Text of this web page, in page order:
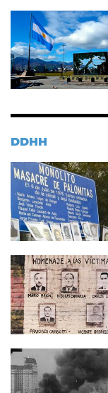
Imagen
DDHH
Imagen
Imagen
Imagen